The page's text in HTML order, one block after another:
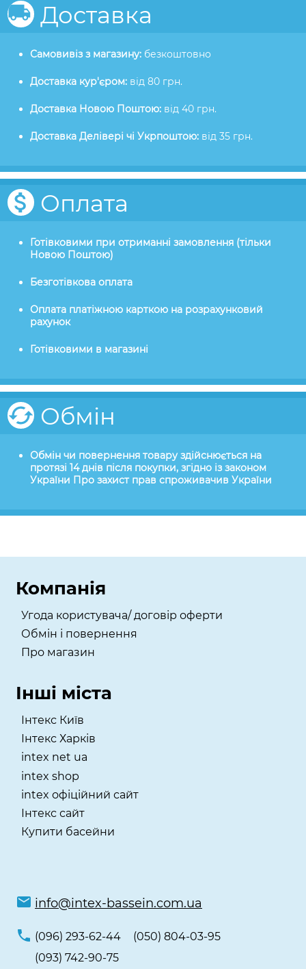
Доставка
Самовивіз з магазину: безкоштовно
Доставка кур'єром: від 80 грн.
Доставка Новою Поштою: від 40 грн.
Доставка Делівері чі Укрпоштою: від 35 грн.
Оплата
Готівковими при отриманні замовлення (тільки
Новою Поштою)
Безготівкова оплата
Оплата платіжною карткою на розрахунковий
рахунок
Готівковими в магазині
Обмін
Обмін чи повернення товару здійснюється на
протязі 14 днів після покупки, згідно із законом
України Про захист прав спроживачив України
Компанія
Угода користувача/ договір оферти
Обмін і повернення
Про магазин
Інші міста
Інтекс Київ
​Інтекс Харків
intex net ua
intex shop
intex офіційний сайт
Інтекс сайт
Купити басейни
info@intex-bassein.com.ua
(096) 293-62-44
(050) 804-03-95
(093) 742-90-75